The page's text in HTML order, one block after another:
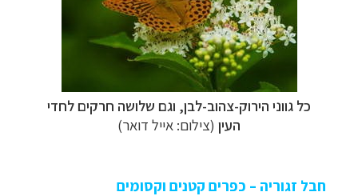
כל גווני הירוק-צהוב-לבן, וגם שלושה חרקים לחדי
העין (צילום: אייל דואר)
חבל זגוריה – כפרים קטנים וקסומים